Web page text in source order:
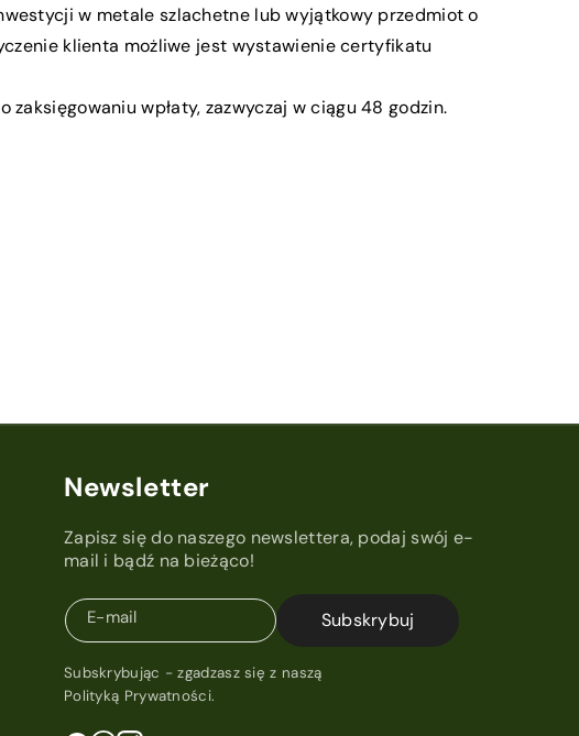
w metale szlachetne lub wyjątkowy przedmiot o
klienta możliwe jest wystawienie certyfikatu
zaksięgowaniu wpłaty, zazwyczaj w ciągu 48 godzin.
Newsletter
Zapisz się do naszego newslettera, podaj swój e-
mail i bądź na bieżąco!
E-mail Subskrybuj
Subskrybując - zgadzasz się z naszą
Polityką Prywatności.